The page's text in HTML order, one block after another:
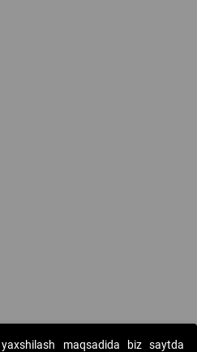
maqsadida biz saytda